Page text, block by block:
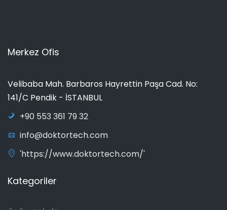
Merkez Ofis
Velibaba Mah. Barbaros Hayrettin Paşa Cad. No:
141/C Pendik - İSTANBUL
+90 553 361 79 32
info@doktortech.com
'https://www.doktortech.com/'
Kategoriler